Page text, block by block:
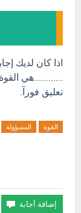
اذا كان لديك
............هي
تعليق فورآ.
القوة المسؤولة